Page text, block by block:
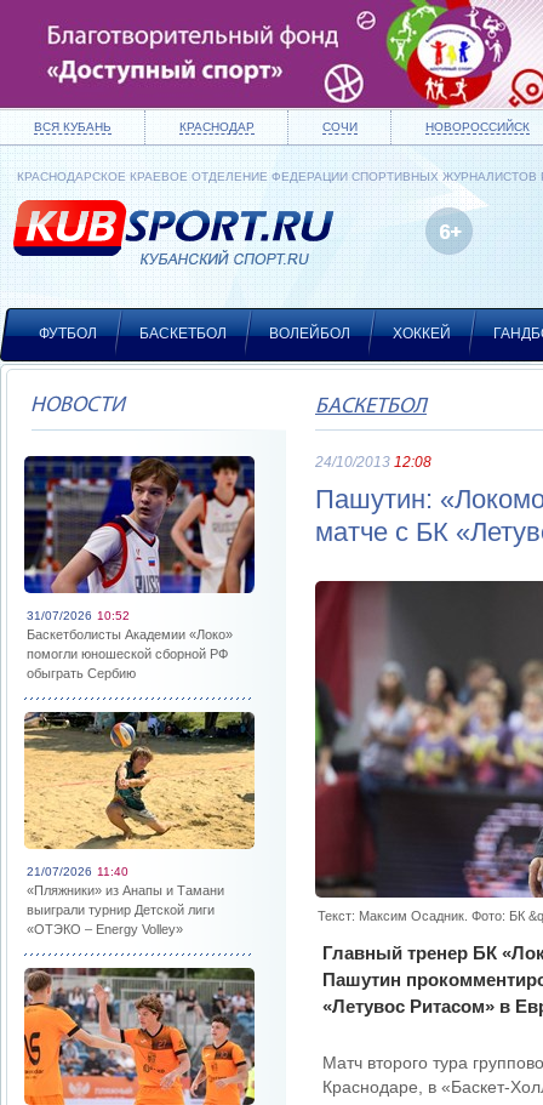
ВСЯ КУБАНЬ КРАСНОДАР СОЧИ НОВОРОССИЙСК
КРАСНОДАРСКОЕ КРАЕВОЕ ОТДЕЛЕНИЕ ФЕДЕРАЦИИ СПОРТИВНЫХ ЖУРНАЛИСТОВ
ФУТБОЛ БАСКЕТБОЛ ВОЛЕЙБОЛ ХОККЕЙ
НОВОСТИ
31/07/2026 10:52
Баскетболисты Академии «Локо»
помогли юношеской сборной РФ
обыграть Сербию
21/07/2026 11:40
«Пляжники» из Анапы и Тамани
выиграли турнир Детской лиги
«ОТЭКО – Energy Volley»
БАСКЕТБОЛ
24/10/2013 12:08
Пашутин:
матче с БК
Текст: Максим Осадник. Фото: БК
Главный тренер БК
Пашутин
«Летувос Ритасом» в
Матч второго тура
Краснодаре, в «Баскет-